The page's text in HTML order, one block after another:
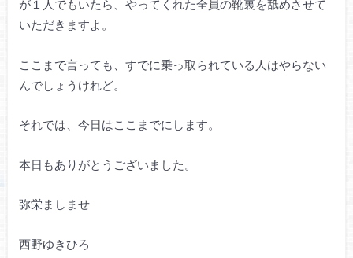
が１人でもいたら、やってくれた全員の靴裏を舐めさせて
いただきますよ。
ここまで言っても、すでに乗っ取られている人はやらない
んでしょうけれど。
それでは、今日はここまでにします。
本日もありがとうございました。
弥栄ましませ
西野ゆきひろ